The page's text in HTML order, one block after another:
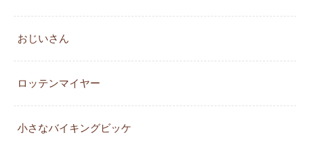
おじいさん
ロッテンマイヤー
小さなバイキングビッケ